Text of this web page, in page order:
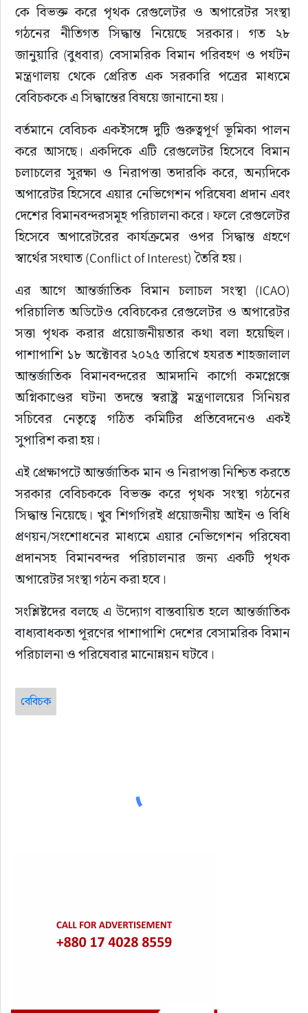
কে বিভক্ত করে পৃথক রেগুলেটর ও অপারেটর সংস্থা
গঠনের নীতিগত সিদ্ধান্ত নিয়েছে সরকার। গত ২৮
জানুয়ারি (বুধবার) বেসামরিক বিমান পরিবহণ ও পর্যটন
মন্ত্রণালয় থেকে প্রেরিত এক সরকারি পত্রের মাধ্যমে
বেবিচককে এ সিদ্ধান্তের বিষয়ে জানানো হয়।
বর্তমানে বেবিচক একইসঙ্গে দুটি গুরুত্বপূর্ণ ভূমিকা পালন
করে আসছে। একদিকে এটি রেগুলেটর হিসেবে বিমান
চলাচলের সুরক্ষা ও নিরাপত্তা তদারকি করে, অন্যদিকে
অপারেটর হিসেবে এয়ার নেভিগেশন পরিষেবা প্রদান এবং
দেশের বিমানবন্দরসমূহ পরিচালনা করে। ফলে রেগুলেটর
হিসেবে অপারেটরের কার্যক্রমের ওপর সিদ্ধান্ত গ্রহণে
স্বার্থের সংঘাত (Conflict of Interest) তৈরি হয়।
এর আগে আন্তর্জাতিক বিমান চলাচল সংস্থা (ICAO)
পরিচালিত অডিটেও বেবিচকের রেগুলেটর ও অপারেটর
সত্তা পৃথক করার প্রয়োজনীয়তার কথা বলা হয়েছিল।
পাশাপাশি ১৮ অক্টোবর ২০২৫ তারিখে হযরত শাহজালাল
আন্তর্জাতিক বিমানবন্দরের আমদানি কার্গো কমপ্লেক্সে
অগ্নিকাণ্ডের ঘটনা তদন্তে স্বরাষ্ট্র মন্ত্রণালয়ের সিনিয়র
সচিবের নেতৃত্বে গঠিত কমিটির প্রতিবেদনেও একই
সুপারিশ করা হয়।
এই প্রেক্ষাপটে আন্তর্জাতিক মান ও নিরাপত্তা নিশ্চিত করতে
সরকার বেবিচককে বিভক্ত করে পৃথক সংস্থা গঠনের
সিদ্ধান্ত নিয়েছে। খুব শিগগিরই প্রয়োজনীয় আইন ও বিধি
প্রণয়ন/সংশোধনের মাধ্যমে এয়ার নেভিগেশন পরিষেবা
প্রদানসহ বিমানবন্দর পরিচালনার জন্য একটি পৃথক
অপারেটর সংস্থা গঠন করা হবে।
সংশ্লিষ্টদের বলছে এ উদ্যোগ বাস্তবায়িত হলে আন্তর্জাতিক
বাধ্যবাধকতা পূরণের পাশাপাশি দেশের বেসামরিক বিমান
পরিচালনা ও পরিষেবার মানোন্নয়ন ঘটবে।
বেবিচক